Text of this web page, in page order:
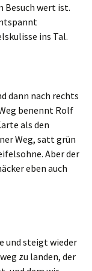
Besuch wert ist.
ins Tal.
dann nach rechts
benennt Rolf
als den
Weg, satt grün
Aber der
eben auch
und steigt wieder
zu landen, der